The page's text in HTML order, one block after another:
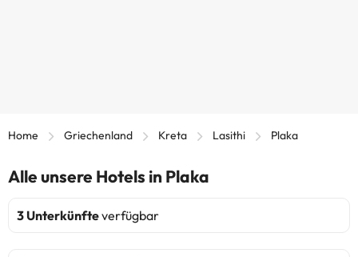
Home Griechenland Kreta Lasithi Plaka
Alle unsere Hotels in Plaka
3 Unterkünfteverfügbar